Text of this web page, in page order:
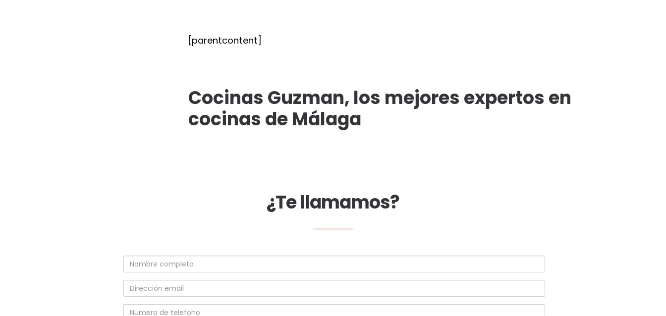
[parentcontent]
Cocinas Guzman, los mejores expertos en
cocinas de Málaga
¿Te llamamos?
Nombre
completo
Dirección
email
Numero